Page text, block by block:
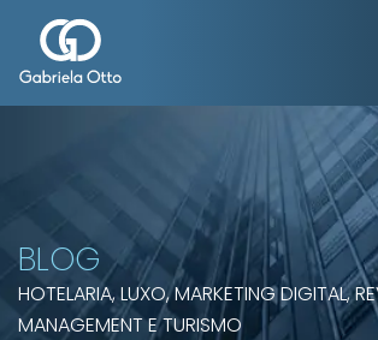
BLOG
HOTELARIA, LUXO, MARKETING DIGITAL,
MANAGEMENT E TURISMO